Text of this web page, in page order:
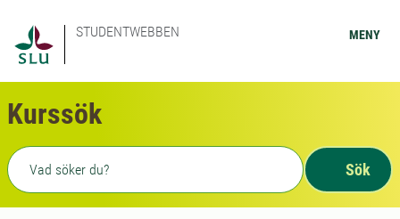
STUDENTWEBBEN MENY
Kurssök
Fritext sökning
Sök